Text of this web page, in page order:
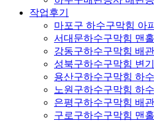
작업후기
마포구 하수구막힘 아
서대문하수구막힘 맨
강동구하수구막힘 배
성북구하수구막힘 변
용산구하수구막힘 하
노원구하수구막힘 하
은평구하수구막힘 배
구로구하수구막힘 맨